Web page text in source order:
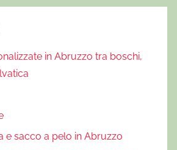
in Abruzzo tra boschi,
e sacco a pelo in Abruzzo